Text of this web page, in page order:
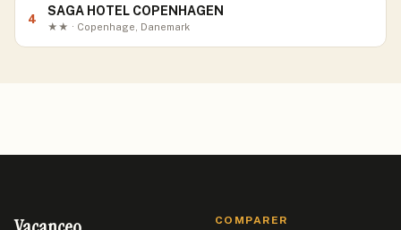
4
SAGA HOTEL COPENHAGEN
★★ · Copenhage, Danemark
COMPARER